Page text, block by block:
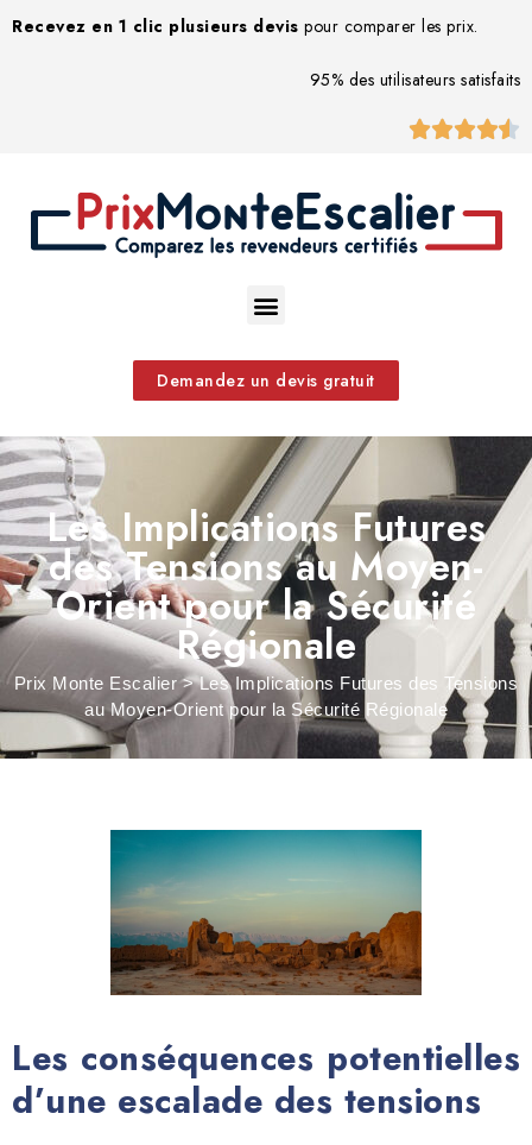
Recevez en 1 clic plusieurs devis pour comparer les prix.
95% des utilisateurs satisfaits

Demandez un devis gratuit
Les Implications Futures
des Tensions au Moyen-
Orient pour la Sécurité
Régionale
Prix Monte Escalier>Les Implications Futures des Tensions
au Moyen-Orient pour la Sécurité Régionale
Les conséquences potentielles
d’une escalade des tensions